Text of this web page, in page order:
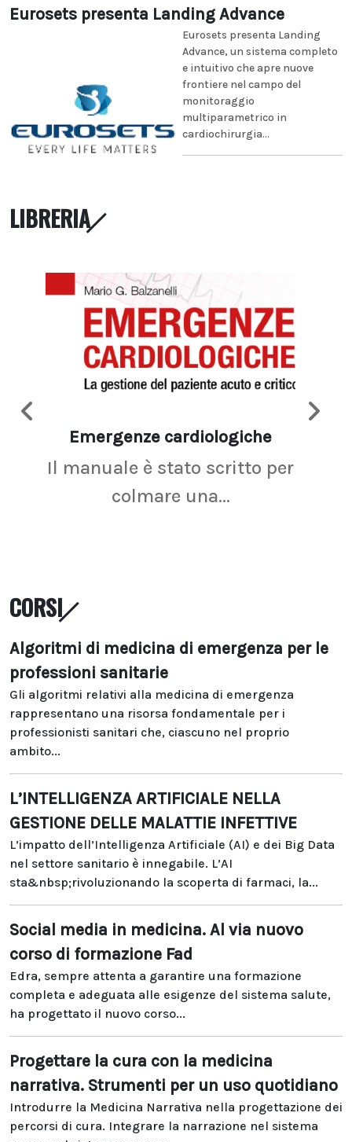
Eurosets presenta Landing Advance
Eurosets presenta Landing
Advance, un sistema completo
e intuitivo che apre nuove
frontiere nel campo del
monitoraggio
multiparametrico in
cardiochirurgia...
LIBRERIA
Emergenze cardiologiche
Il manuale è stato scritto per
colmare una...
CORSI
Algoritmi di medicina di emergenza per le
professioni sanitarie
Gli algoritmi relativi alla medicina di emergenza
rappresentano una risorsa fondamentale per i
professionisti sanitari che, ciascuno nel proprio
ambito...
L’INTELLIGENZA ARTIFICIALE NELLA
GESTIONE DELLE MALATTIE INFETTIVE
L’impatto dell’Intelligenza Artificiale (AI) e dei Big Data
nel settore sanitario è innegabile. L’AI
sta&nbsp;rivoluzionando la scoperta di farmaci, la...
Social media in medicina. Al via nuovo
corso di formazione Fad
Edra, sempre attenta a garantire una formazione
completa e adeguata alle esigenze del sistema salute,
ha progettato il nuovo corso...
Progettare la cura con la medicina
narrativa. Strumenti per un uso quotidiano
Introdurre la Medicina Narrativa nella progettazione dei
percorsi di cura. Integrare la narrazione nel sistema